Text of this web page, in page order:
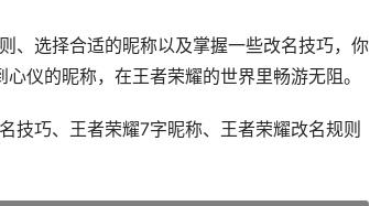
、选择合适的昵称以及掌握一些改名技巧，你
仪的昵称，在王者荣耀的世界里畅游无阻。
技巧、王者荣耀7字昵称、王者荣耀改名规则